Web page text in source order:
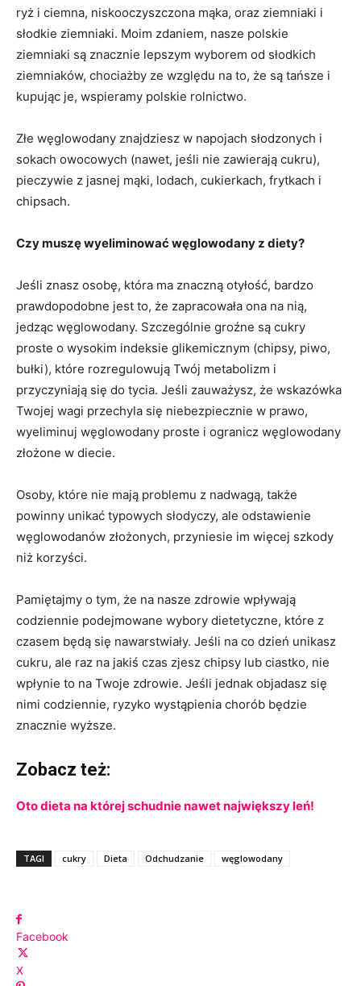
ryż i ciemna, niskooczyszczona mąka, oraz ziemniaki i
słodkie ziemniaki. Moim zdaniem, nasze polskie
ziemniaki są znacznie lepszym wyborem od słodkich
ziemniaków, chociażby ze względu na to, że są tańsze i
kupując je, wspieramy polskie rolnictwo.
Złe węglowodany znajdziesz w napojach słodzonych i
sokach owocowych (nawet, jeśli nie zawierają cukru),
pieczywie z jasnej mąki, lodach, cukierkach, frytkach i
chipsach.
Czy muszę wyeliminować węglowodany z diety?
Jeśli znasz osobę, która ma znaczną otyłość, bardzo
prawdopodobne jest to, że zapracowała ona na nią,
jedząc węglowodany. Szczególnie groźne są cukry
proste o wysokim indeksie glikemicznym (chipsy, piwo,
bułki), które rozregulowują Twój metabolizm i
przyczyniają się do tycia. Jeśli zauważysz, że wskazówka
Twojej wagi przechyla się niebezpiecznie w prawo,
wyeliminuj węglowodany proste i ogranicz węglowodany
złożone w diecie.
Osoby, które nie mają problemu z nadwagą, także
powinny unikać typowych słodyczy, ale odstawienie
węglowodanów złożonych, przyniesie im więcej szkody
niż korzyści.
Pamiętajmy o tym, że na nasze zdrowie wpływają
codziennie podejmowane wybory dietetyczne, które z
czasem będą się nawarstwiały. Jeśli na co dzień unikasz
cukru, ale raz na jakiś czas zjesz chipsy lub ciastko, nie
wpłynie to na Twoje zdrowie. Jeśli jednak objadasz się
nimi codziennie, ryzyko wystąpienia chorób będzie
znacznie wyższe.
Zobacz też:
Oto dieta na której schudnie nawet największy leń!
TAGI cukry Dieta Odchudzanie węglowodany
Facebook
X